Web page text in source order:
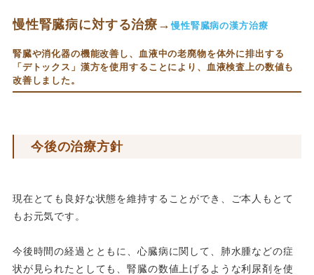
慢性腎臓病に対する治療→慢性腎臓病の漢方治療
腎臓や消化器の機能改善し、血液中の老廃物を体外に排出する
「デトックス」漢方を使用することにより、血液検査上の数値も
改善しました。
今後の治療方針
現在とても良好な状態を維持することができ、ご本人もとて
もお元気です。
今後時間の経過とともに、心臓病に関して、肺水腫などの症
状が見られたとしても、腎臓の数値上げるような利尿剤を使